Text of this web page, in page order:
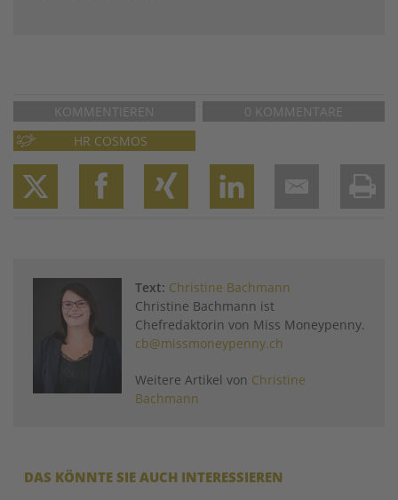
KOMMENTIEREN
0 KOMMENTARE
HR COSMOS
TwitterFacebook
XINGLinkedIn
Email
Text: Christine Bachmann
Christine Bachmann ist
Chefredaktorin von Miss Moneypenny.
cb@missmoneypenny.ch
Weitere Artikel von Christine
Bachmann
DAS KÖNNTE SIE AUCH INTERESSIEREN